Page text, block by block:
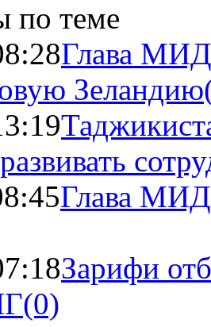
по теме
Глава МИД
Зеландию
Глава МИД
Зарифи
(0)